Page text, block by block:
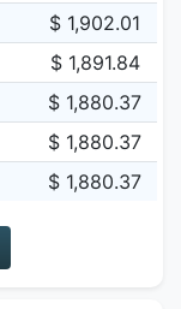
$ 1,902.01
$ 1,891.84
$ 1,880.37
$ 1,880.37
$ 1,880.37